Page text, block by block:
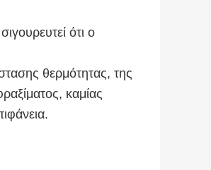
ότι ο
θερμότητας, της
καμίας